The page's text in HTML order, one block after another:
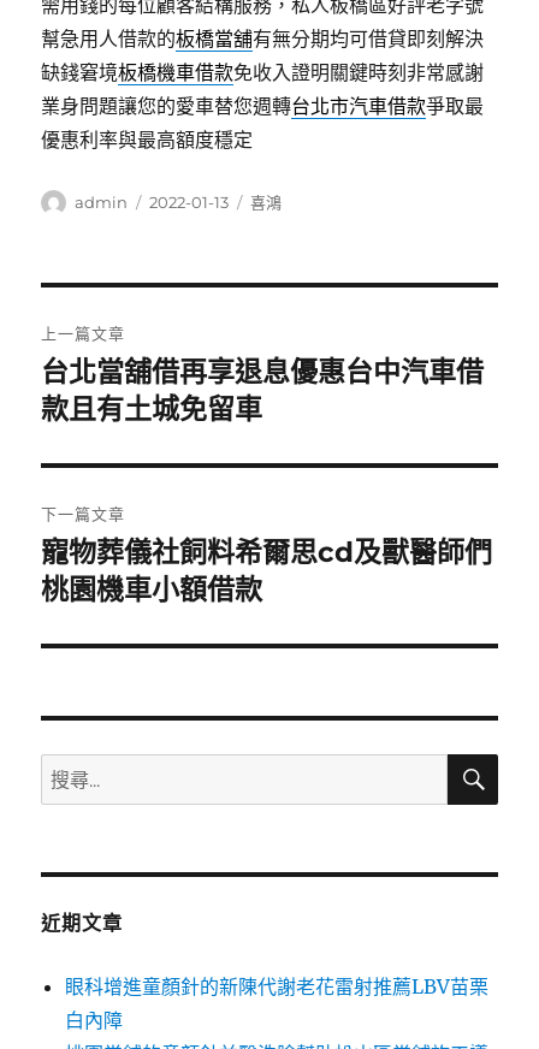
需用錢的每位顧客結構服務，私人板橋區好評老字號
幫急用人借款的板橋當舖有無分期均可借貸即刻解決
缺錢窘境板橋機車借款免收入證明關鍵時刻非常感謝
業身問題讓您的愛車替您週轉台北市汽車借款爭取最
優惠利率與最高額度穩定
作
admin
發
2022-01-13
分
喜鴻
章
導
覽
上一篇文章
上
一
文
章:
台北當舖借再享退息優惠台中汽車借
款且有土城免留車
下一篇文章
下
一
文
寵物葬儀社飼料希爾思cd及獸醫師們
桃園機車小額借款
搜
尋
鍵
搜
近期文章
眼科增進童顏針的新陳代謝老花雷射推薦LBV苗栗
白內障